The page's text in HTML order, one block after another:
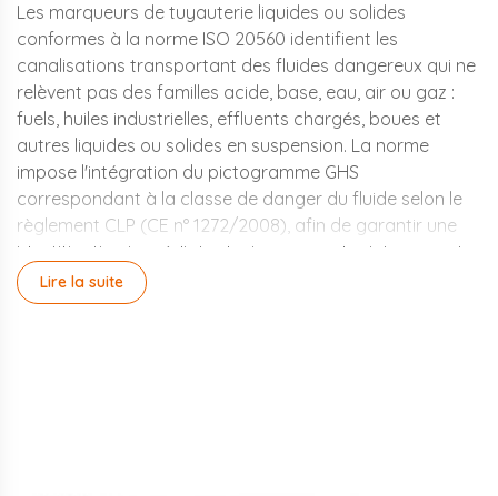
Les marqueurs de tuyauterie liquides ou solides
conformes à la norme ISO 20560 identifient les
canalisations transportant des fluides dangereux qui ne
relèvent pas des familles acide, base, eau, air ou gaz :
fuels, huiles industrielles, effluents chargés, boues et
autres liquides ou solides en suspension. La norme
impose l'intégration du pictogramme GHS
correspondant à la classe de danger du fluide selon le
règlement CLP (CE n° 1272/2008), afin de garantir une
identification immédiate du risque pour les intervenants
sur site.
Lire la suite